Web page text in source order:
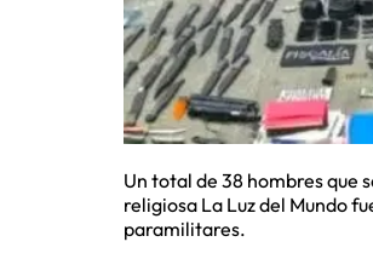
Un total de 38 hombres que
religiosa La Luz del Mundo
paramilitares.